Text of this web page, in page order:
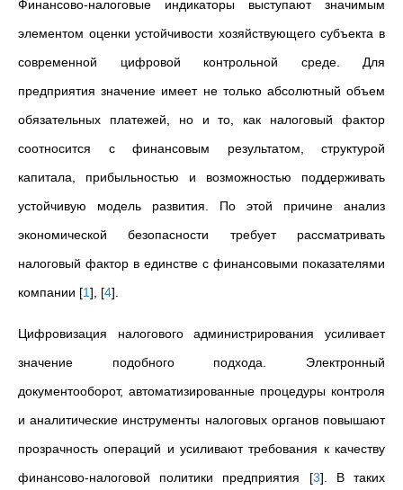
Финансово-налоговые индикаторы выступают значимым
элементом оценки устойчивости хозяйствующего субъекта в
современной цифровой контрольной среде. Для
предприятия значение имеет не только абсолютный объем
обязательных платежей, но и то, как налоговый фактор
соотносится с финансовым результатом, структурой
капитала, прибыльностью и возможностью поддерживать
устойчивую модель развития. По этой причине анализ
экономической безопасности требует рассматривать
налоговый фактор в единстве с финансовыми показателями
компании [1] [4]
Цифровизация налогового администрирования усиливает
значение подобного подхода. Электронный
документооборот, автоматизированные процедуры контроля
и аналитические инструменты налоговых органов повышают
прозрачность операций и усиливают требования к качеству
финансово-налоговой политики предприятия [3] . В таких